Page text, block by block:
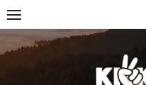
Skip
to
content